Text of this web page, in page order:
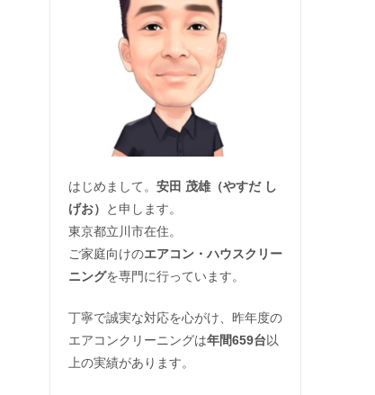
はじめまして。 安田 茂雄（やすだ し
げお）
と申します。
東京都立川市在住。
ご家庭向けのエアコン・ハウスクリー
ニングを専門に行っています。
丁寧で誠実な対応を心がけ、昨年度の
エアコンクリーニングは年間659台以
上の実績があります。